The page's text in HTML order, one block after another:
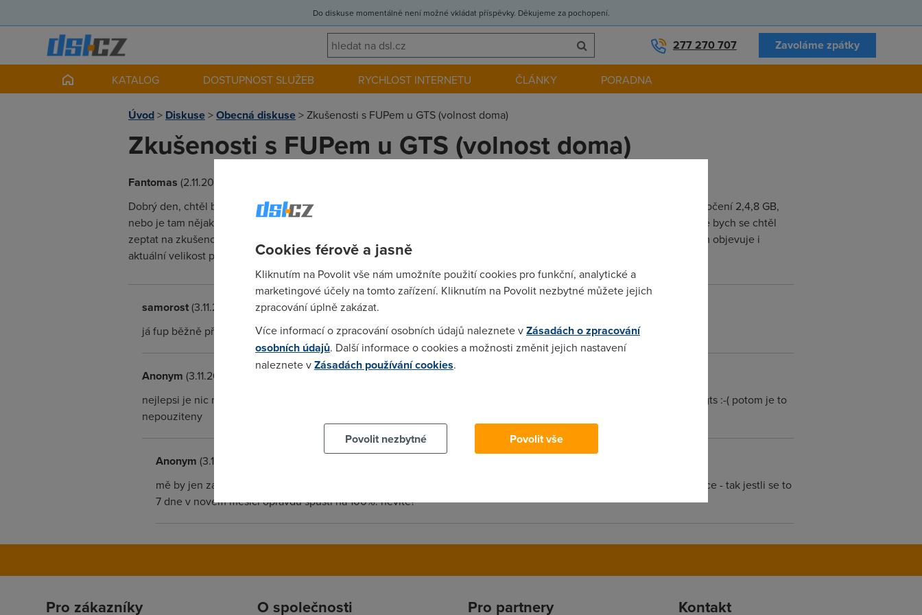
Do diskuse momentálně není možné vkládat příspěvky. Děkujeme za pochopení.
277 270 707 Zavoláme zpátky
KATALOG DOSTUPNOST SLUŽEB RYCHLOST INTERNETU ČLÁNKY PORADNA
Úvod> Diskuse>Obecná diskuse>Zkušenosti s FUPem u GTS (volnost doma)
Zkušenosti s FUPem u GTS (volnost doma)
Fantomas (2.11.2004 23:06:40)
Dobrý den, chtěl bych se zde zeptat, na vaše zkušenosti s FUPem u GTS. Zda-li omezení nastane opravdu ihned po překročení 2,4,8 GB,
nebo je tam nějaká prodleva. Měl bych totiž v plánu zvolit variantu 512 kb, a vždy tak 25 dne v měsíci limit překročit. Ještě bych se chtěl
zeptat na zkušenosti s tím jejich "Web Care" (myslím) - takové to konto, kde mohu sledovat zapojené služby - zda-li se tam objevuje i
aktuální velikost přenesených dat. Díky
samorost(3.11.2004 18:59:37)
já fup běžně překračuji již 20tého. těch 10 dní v novém měsíci mě nezabije
Anonym (3.11.2004 20:14:02)
nejlepsi je nic neprekracovat jinak je to moc spatny kazdy 4-ty paket projde a ostatni jsou zniceny, tak funguje fup na gts :-( potom je to
nepouziteny
Anonym (3.11.2004 22:11:35)
mě by jen zajímalo jestli opravdu funguje ZRCADLO tak přesně jak uvádějí. tj. když to přejedu 7 dní před konc měsíce - tak jestli se to
7 dne v novém měsíci opravdu spustí na 100%. nevíte?
Pro zákazníky O společnosti Pro partnery Kontakt
Cookies férově a jasně
Kliknutím na Povolit vše nám umožníte použití cookies pro funkční, analytické a
marketingové účely na tomto zařízení. Kliknutím na Povolit nezbytné můžete jejich
zpracování úplně zakázat.
Více informací o zpracování osobních údajů naleznete vZásadách o zpracování
osobních údajů. Další informace o cookies a možnosti změnit jejich nastavení
naleznete vZásadách používání cookies.
Povolit nezbytné
Povolit vše